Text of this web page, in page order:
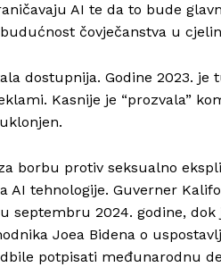
Kontakt
Impressum
AI te da to bude
čovječanstva u
dostupnija. Godine 2023. je
Kasnije je “prozvala”
borbu protiv seksualno
tehnologije. Guverner
septembru 2024. godine,
Joea Bidena o
potpisati međunarodnu